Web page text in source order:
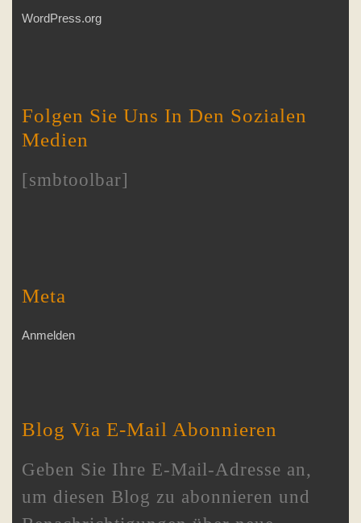
WordPress.org
Folgen Sie Uns In Den Sozialen
Medien
[smbtoolbar]
Meta
Anmelden
Blog Via E-Mail Abonnieren
Geben Sie Ihre E-Mail-Adresse an,
um diesen Blog zu abonnieren und